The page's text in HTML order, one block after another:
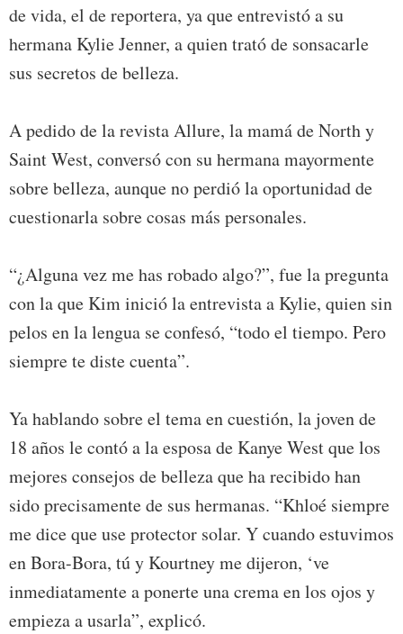
de vida, el de reportera, ya que entrevistó a su
hermana Kylie Jenner, a quien trató de sonsacarle
sus secretos de belleza.
A pedido de la revista Allure, la mamá de North y
Saint West, conversó con su hermana mayormente
sobre belleza, aunque no perdió la oportunidad de
cuestionarla sobre cosas más personales.
“¿Alguna vez me has robado algo?”, fue la pregunta
con la que Kim inició la entrevista a Kylie, quien sin
pelos en la lengua se confesó, “todo el tiempo. Pero
siempre te diste cuenta”.
Ya hablando sobre el tema en cuestión, la joven de
18 años le contó a la esposa de Kanye West que los
mejores consejos de belleza que ha recibido han
sido precisamente de sus hermanas. “Khloé siempre
me dice que use protector solar. Y cuando estuvimos
en Bora-Bora, tú y Kourtney me dijeron, ‘ve
inmediatamente a ponerte una crema en los ojos y
empieza a usarla”, explicó.